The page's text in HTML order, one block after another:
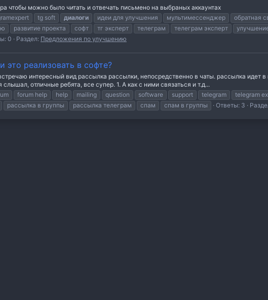
чтобы можно было читать и отвечать письмено на выбраных аккаунтах
tg soft диалоги идеи для улучшения мультимессенджер обратная
развитие проекта софт тг эксперт телеграм телеграм эксперт
0 Раздел: Предложения по улучшению
реализовать в софте?
интересный вид рассылка рассылки, непосредственно в чаты. рассылка идет в
отличные ребята, все супер. 1. А как с ними связаться и т.д...
forum help help mailing question software support telegram telegram
рассылка в группы рассылка телеграм спам спам в группы Ответы: 3